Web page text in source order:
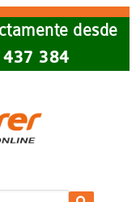
desde
384